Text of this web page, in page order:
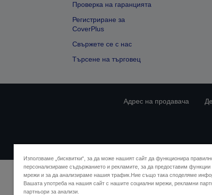
Проверка на гаранцията
Регистриране за
CoverPlus
Свържете се с нас
Търсене на търговец
Адрес на продавача
Използваме „бисквитки“, за да може нашият сайт да функционира
персонализираме съдържанието и рекламите, за да предоставим функции
мрежи и за да анализираме нашия трафик.Ние също така споделяме
Вашата употреба на нашия сайт с нашите социални мрежи, рекламни
партньори за анализи.